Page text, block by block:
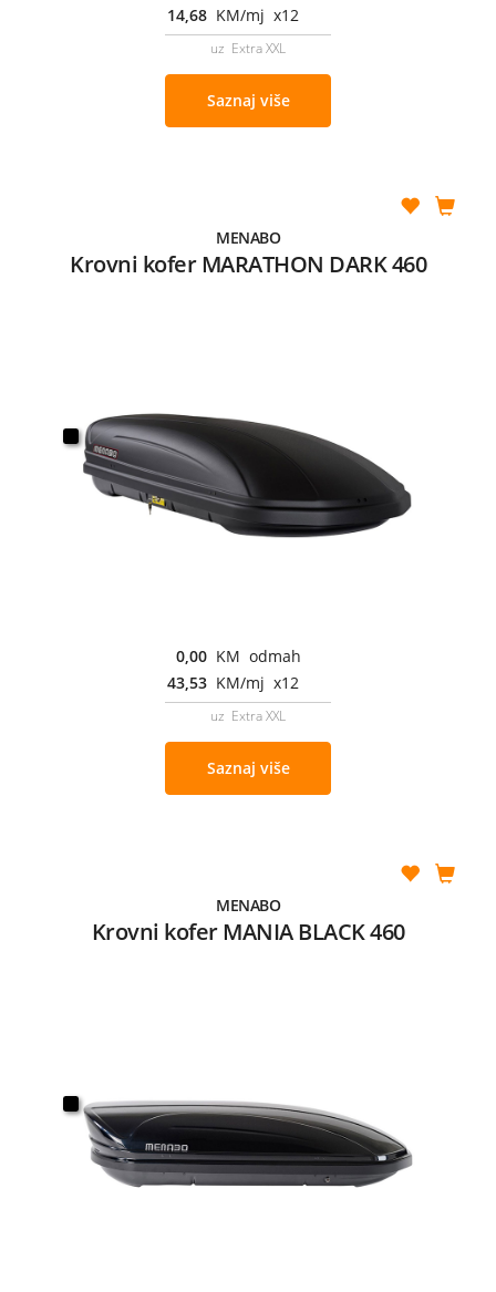
14,68 KM/mj x12
uz Extra XXL
Saznaj više
MENABO
Krovni kofer MARATHON DARK 460
0,00 KM odmah
43,53 KM/mj x12
uz Extra XXL
Saznaj više
MENABO
Krovni kofer MANIA BLACK 460